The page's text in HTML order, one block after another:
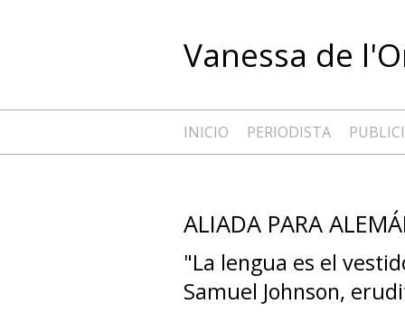
Vanessa de
INICIO PERIODISTA
ALIADA PARA
"La lengua es el
Samuel Johnson,